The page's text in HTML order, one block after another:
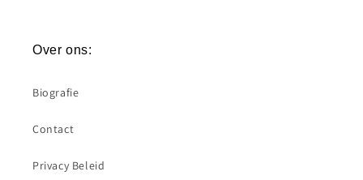
Over ons:
Biografie
Contact
Privacy Beleid